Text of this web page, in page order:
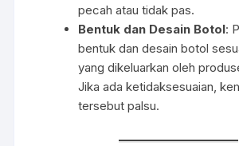
pecah atau tidak pas.
Bentuk dan Desain Botol:
bentuk dan desain botol
yang dikeluarkan oleh
Jika ada ketidaksesuaian,
tersebut palsu.